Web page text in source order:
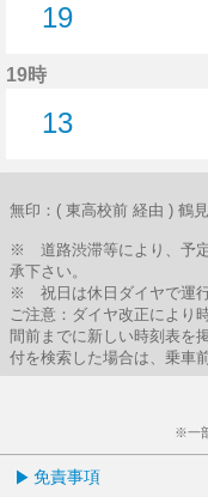
19
19時
13
無印：( 東高校前 経由 ) 鶴
※ 道路渋滞等により、予定
承下さい。
※ 祝日は休日ダイヤで運行
ご注意：ダイヤ改正により
間前までに新しい時刻表を
付を検索した場合は、乗車
※一
免責事項